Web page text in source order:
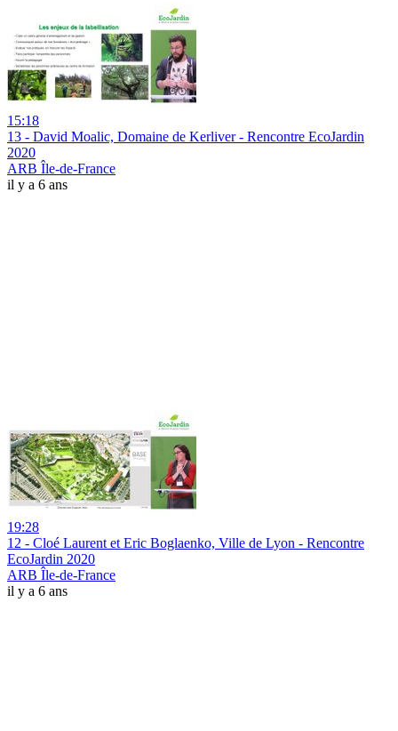
15:18
13 - David Moalic, Domaine de Kerliver - Rencontre EcoJardin
2020
ARB Île-de-France
il y a 6 ans
19:28
12 - Cloé Laurent et Eric Boglaenko, Ville de Lyon - Rencontre
EcoJardin 2020
ARB Île-de-France
il y a 6 ans